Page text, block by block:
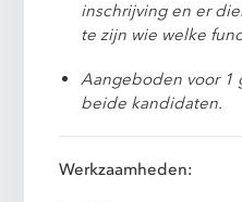
inschrijving en er
te zijn wie welke
Aangeboden voor 1
beide kandidaten.
Werkzaamheden: